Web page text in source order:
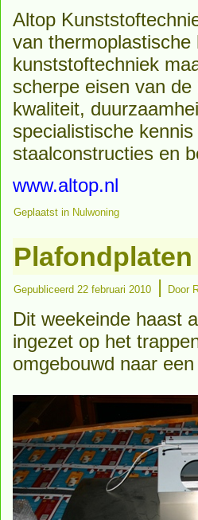
Altop
van
kunststoftechniek
scherpe eisen van
kwaliteit,
specialistische
staalconstructies en
www.altop.nl
Geplaatst in Nulwoning
Gepubliceerd 22 februari 2010 | Door
Dit weekeinde haast
ingezet op het
omgebouwd naar